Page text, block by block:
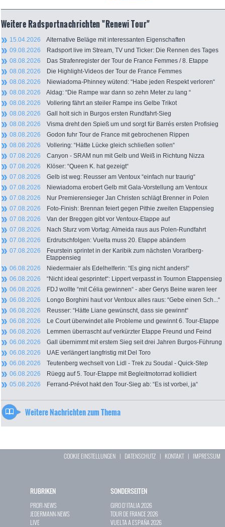
Weitere Radsportnachrichten "Renewi Tour"
15.04.2026 Alternative Beläge mit interessanten Eigenschaften
09.08.2026 Radsport live im Stream, TV und Ticker: Die Rennen des Tages
08.08.2026 Das Strafenregister der Tour de France Femmes / 8. Etappe
08.08.2026 Die Highlight-Videos der Tour de France Femmes
08.08.2026 Niewiadoma-Phinney wütend: “Habe jeden Respekt verloren“
08.08.2026 Aldag: “Die Rampe war dann so zehn Meter zu lang “
08.08.2026 Vollering fährt an steiler Rampe ins Gelbe Trikot
08.08.2026 Gall holt sich in Burgos ersten Rundfahrt-Sieg
08.08.2026 Visma dreht den Spieß um und sorgt für Barrés ersten Profisieg
08.08.2026 Godon fuhr Tour de France mit gebrochenen Rippen
08.08.2026 Vollering: “Hätte Lücke gleich schließen sollen“
07.08.2026 Canyon - SRAM nun mit Gelb und Weiß in Richtung Nizza
07.08.2026 Klöser: “Queen K. hat gezeigt“
07.08.2026 Gelb ist weg: Reusser am Ventoux “einfach nur traurig“
07.08.2026 Niewiadoma erobert Gelb mit Gala-Vorstellung am Ventoux
07.08.2026 Nur Premierensieger Jan Christen schlägt Brenner in Polen
07.08.2026 Foto-Finish: Brennan feiert gegen Pithie zweiten Etappensieg
07.08.2026 Van der Breggen gibt vor Ventoux-Etappe auf
07.08.2026 Nach Sturz vom Vortag: Almeida raus aus Polen-Rundfahrt
07.08.2026 Erdrutschfolgen: Vuelta muss 20. Etappe abändern
07.08.2026 Feurstein sprintet in der Karibik zum nächsten Vorarlberg-
Etappensieg
06.08.2026 Niedermaier als Edelhelferin: “Es ging nicht anders!“
06.08.2026 “Nicht ideal gesprintet“: Lippert verpasst in Tournon Etappensieg
06.08.2026 FDJ wollte “mit Célia gewinnen“ - aber Gerys Beine waren leer
06.08.2026 Longo Borghini haut vor Ventoux alles raus: “Gebe einen Sch...“
06.08.2026 Reusser: “Hätte Liane gewünscht, dass sie gewinnt“
06.08.2026 Le Court überwindet alle Probleme und gewinnt 6. Tour-Etappe
06.08.2026 Lemmen überrascht auf verkürzter Etappe Freund und Feind
06.08.2026 Gall übernimmt mit erstem Sieg seit drei Jahren Burgos-Führung
06.08.2026 UAE verlängert langfristig mit Del Toro
06.08.2026 Teutenberg wechselt von Lidl - Trek zu Soudal - Quick-Step
06.08.2026 Rüegg auf 5. Tour-Etappe mit Begleitmotorrad kollidiert
05.08.2026 Ferrand-Prévot hakt den Tour-Sieg ab: “Es ist vorbei, ja“
Weitere Nachrichten zum Thema
COOKIE EINSTELLUNGEN | DATENSCHUTZ | KONTAKT| IMPRESSUM
RUBRIKEN
PROFI-NEWS
JEDERMANN-NEWS
LIVE
SONDERSEITEN
GIRO D`ITALIA 2026
TOUR DE FRANCE 2026
VUELTA A ESPAÑA 2026